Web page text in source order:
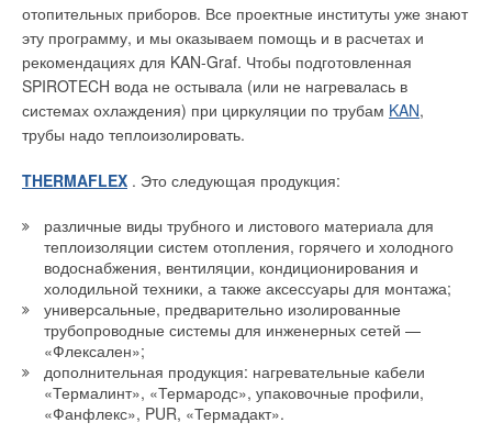
отопительных приборов. Все проектные институты уже знают
эту программу, и мы оказываем помощь и в расчетах и
рекомендациях для KAN-Graf. Чтобы подготовленная
SPIROTECH вода не остывала (или не нагревалась в
системах охлаждения) при циркуляции по трубам KAN,
трубы надо теплоизолировать.
THERMAFLEX . Это следующая продукция:
различные виды трубного и листового материала для
теплоизоляции систем отопления, горячего и холодного
водоснабжения, вентиляции, кондиционирования и
холодильной техники, а также аксессуары для монтажа;
универсальные, предварительно изолированные
трубопроводные системы для инженерных сетей —
«Флексален»;
дополнительная продукция: нагревательные кабели
«Термалинт», «Термародс», упаковочные профили,
«Фанфлекс», PUR, «Термадакт».
бактерий, образуются в процессе анаэробного кислотного
сбраживания органических веществ сточной воды.
Образование ЛЖК в анаэробных условиях идет значительно
медленнее, чем их потребление фосфорными бактериями.
Общая скорость двухстадийного процесса:
выделение значительного объемаанаэробной зоны в
системе биологической очистки, чтобы обеспечить развитие
достаточного количества фосфорных бактерий.
Объем анаэробной зоны можно существенно сократить
двумя способами:
❏ выполнить сбраживания ОВ до ЛЖК еще до подачи
сточных вод в аэротенк;
оборудования придается все большее значение
строителями, заказчиками и собственниками строящихся
объектов. Специалисты, заботящиеся о разумном
расходовании природных ресурсов и экономии средств на
эксплуатацию и обслуживание инженерных систем,
неизбежно приходят к выбору оптимальных решений,
основанных на передовых технологиях.
Вот почему можно с уверенностью говорить о реальной
востребованности насосов Wilo с электронным
регулированием в высотном строительстве.
Читайте по теме:
→
Текущая ситуация и тенденции на рынке насосного
оборудования в условиях санкций
ЖУРНАЛ СОК ИЮНЬ 2024